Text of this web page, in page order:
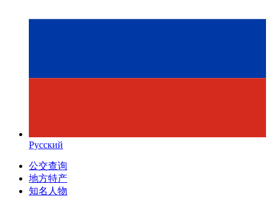
Русский
公交查询
地方特产
知名人物